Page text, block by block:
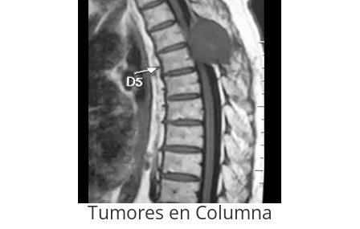
Tumores en Columna